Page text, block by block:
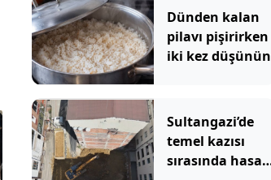
karşılaştığı 5
ilişki sorunu
Dünden kalan
pilavı pişirirken
iki kez düşünün
Sultangazi’de
temel kazısı
sırasında hasar